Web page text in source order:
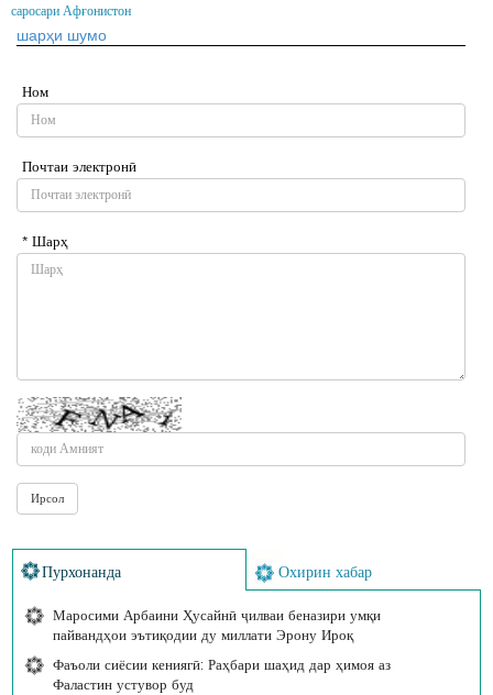
саросари Афғонистон
шарҳи шумо
Ном
Почтаи электронӣ
* Шарҳ
Пурхонанда Охирин хабар
Маросими Арбаини Ҳусайнӣ ҷилваи беназири умқи
пайвандҳои эътиқодии ду миллати Эрону Ироқ
Фаъоли сиёсии кениягӣ: Раҳбари шаҳид дар ҳимоя аз
Фаластин устувор буд